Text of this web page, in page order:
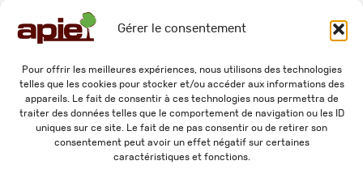
Gérer le consentement
Pour offrir les meilleures expériences, nous utilisons des technologies
telles que les cookies pour stocker et/ou accéder aux informations des
appareils. Le fait de consentir à ces technologies nous permettra de
traiter des données telles que le comportement de navigation ou les ID
uniques sur ce site. Le fait de ne pas consentir ou de retirer son
consentement peut avoir un effet négatif sur certaines
caractéristiques et fonctions.
Commandes
Adresses
Mes informations personnelles